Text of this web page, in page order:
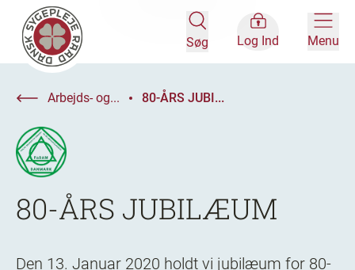
Søg Log Ind Menu
Arbejds- og... 80-ÅRS JUBI...
80-ÅRS JUBILÆUM
Den 13. Januar 2020 holdt vi jubilæum for 80-